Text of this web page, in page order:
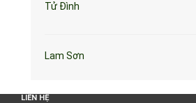
Tử Đình
Lam Sơn
LIÊN HỆ